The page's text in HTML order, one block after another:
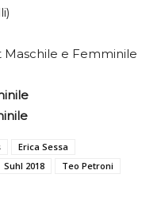
Maschile e Femminile
Erica Sessa
Suhl 2018
Teo Petroni